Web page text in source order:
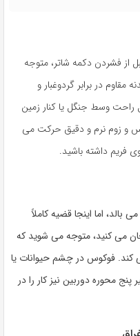
از فشردن دکمه شاتر، متوجه
در برابر گردوغبار و
راحت وسط جنگل یا کنار زمین
و زوم نرم و دقیق حرکت می
فریم داشته باشید.
اما اینجا قضیه کاملاً
می کنید، متوجه می شوید که
فوکوس در چشم حیوانات یا
محوره دوربین نیز کار را در